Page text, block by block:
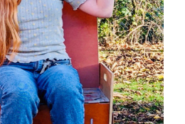
Glück?“ – Projekt zum
auf eine Toilette und
Abwasserlösungen